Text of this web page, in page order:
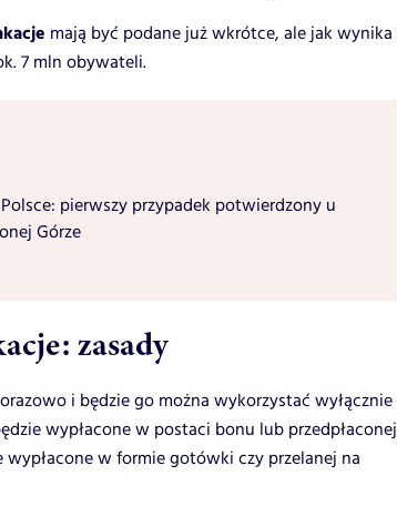
mają być podane już wkrótce, ale jak wynika
7 mln obywateli.
pierwszy przypadek potwierdzony u
Górze
zasady
i będzie go można wykorzystać wyłącznie
wypłacone w postaci bonu lub przedpłaconej
w formie gotówki czy przelanej na